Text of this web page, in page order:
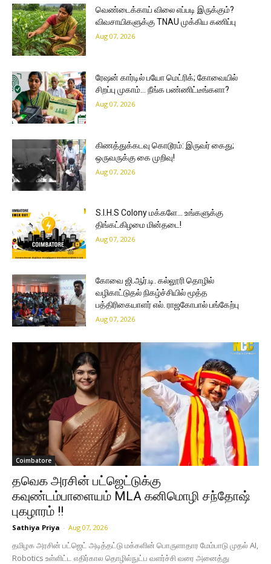
வெண்டைக்காய் விலை எப்படி இருக்கும்?
விவசாயிகளுக்கு TNAU முக்கிய கணிப்பு
Aug 07, 2026
ரேஷன் கார்டில் பயோ மெட்ரிக்; கோவையில்
சிறப்பு முகாம்… நீங்க பண்ணிட்டீங்களா?
Aug 07, 2026
கிணத்துக்கடவு கொடூரம்: இருவர் கைது;
ஒருவருக்கு கை முறிவு!
Aug 07, 2026
S.I.H.S Colony மக்களே… உங்களுக்கு
திங்கட்கிழமை மின்தடை!
Aug 07, 2026
கோவை ஜி.ஆர்.டி. கல்லூரி தொழில்
வழிகாட்டுதல் நிகழ்ச்சியில் மூத்த
பத்திரிகையாளர் எல். ராஜகோபால் பங்கேற்பு
Aug 07, 2026
Coimbatore
தவெக அரசின் பட்ஜெட்டுக்கு
கவுண்டம்பாளையம் MLA கனிமொழி சந்தோஷ்
புகழாரம் !!
Sathiya Priya - Aug 07, 2026
தமிழக அரசின் பட்ஜெட் அடித்தட்டு மக்களின் பொருளாதார மேம்பாடு முதல் AI,
Robotics உள்ளிட்ட எதிர்கால தொழில்நுட்ப வளர்ச்சி வரை அனைத்து